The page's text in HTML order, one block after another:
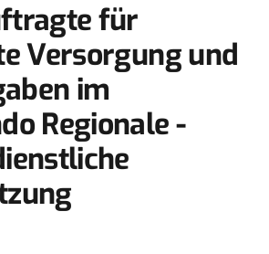
für
Versorgung und
im
Regionale